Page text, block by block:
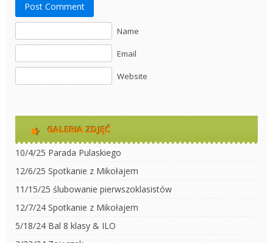
Post Comment
Name
Email
Website
GALERIA ZDJĘĆ
10/4/25 Parada Pulaskiego
12/6/25 Spotkanie z Mikołajem
11/15/25 ślubowanie pierwszoklasistów
12/7/24 Spotkanie z Mikołajem
5/18/24 Bal 8 klasy & ILO